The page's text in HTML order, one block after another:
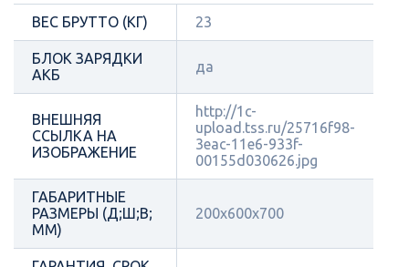
ВЕС БРУТТО (КГ) 23
БЛОК ЗАРЯДКИ
АКБ
да
ВНЕШНЯЯ
ССЫЛКА НА
ИЗОБРАЖЕНИЕ
http://1c-
upload.tss.ru/25716f98-
3eac-11e6-933f-
00155d030626.jpg
ГАБАРИТНЫЕ
РАЗМЕРЫ (Д;Ш;В;
ММ)
200х600х700